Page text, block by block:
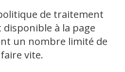
de traitement
disponible à la page
un nombre limité de
vite.